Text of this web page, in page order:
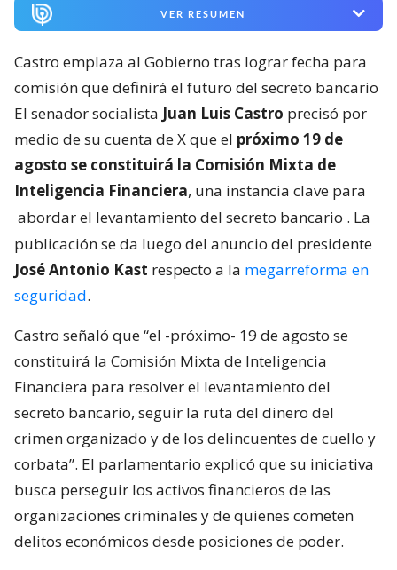
VER RESUMEN
Castro emplaza al Gobierno tras lograr fecha para
comisión que definirá el futuro del secreto bancario
El senador socialista Juan Luis Castro precisó por
medio de su cuenta de X que el próximo 19 de
agosto se constituirá la Comisión Mixta de
Inteligencia Financiera, una instancia clave para
abordar el levantamiento del secreto bancario . La
publicación se da luego del anuncio del presidente
José Antonio Kast respecto a la megarreforma en
seguridad.
Castro señaló que “el -próximo- 19 de agosto se
constituirá la Comisión Mixta de Inteligencia
Financiera para resolver el levantamiento del
secreto bancario, seguir la ruta del dinero del
crimen organizado y de los delincuentes de cuello y
corbata”. El parlamentario explicó que su iniciativa
busca perseguir los activos financieros de las
organizaciones criminales y de quienes cometen
delitos económicos desde posiciones de poder.